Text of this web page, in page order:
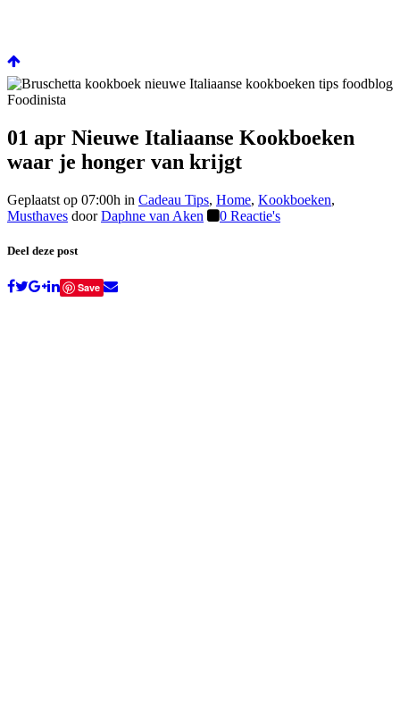
01 apr Nieuwe Italiaanse Kookboeken
waar je honger van krijgt
Geplaatst op 07:00h in Cadeau Tips, Home, Kookboeken,
Musthaves doorDaphne van Aken 0 Reactie's
Deel deze post
Save